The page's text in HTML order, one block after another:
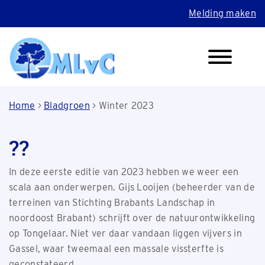
Melding maken
Home > Bladgroen > Winter 2023
??
In deze eerste editie van 2023 hebben we weer een
scala aan onderwerpen. Gijs Looijen (beheerder van de
terreinen van Stichting Brabants Landschap in
noordoost Brabant) schrijft over de natuurontwikkeling
op Tongelaar. Niet ver daar vandaan liggen vijvers in
Gassel, waar tweemaal een massale vissterfte is